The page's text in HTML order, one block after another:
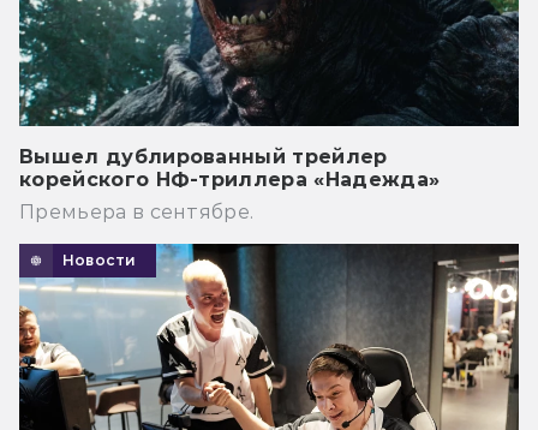
Вышел дублированный трейлер
корейского НФ-триллера «Надежда»
Премьера в сентябре.
Новости